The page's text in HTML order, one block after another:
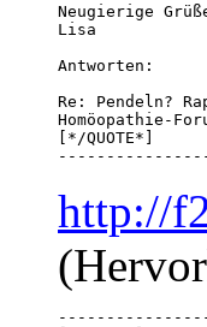
Neugierige
Lisa
Antworten:
Re: Pendeln?
Homöopathie-
[*/QUOTE*]
http://